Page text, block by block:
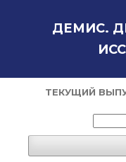
ДЕМИС.
ТЕКУЩИЙ